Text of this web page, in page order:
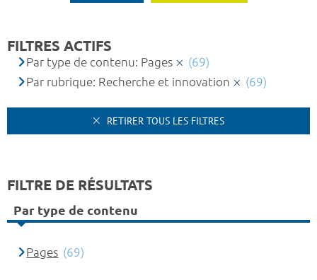
FILTRES ACTIFS
Par type de contenu: Pages
(69)
Par rubrique: Recherche et innovation
(69)
RETIRER TOUS LES FILTRES
FILTRE DE RÉSULTATS
Par type de contenu
Pages (69)